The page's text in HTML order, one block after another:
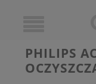
PHILIPS